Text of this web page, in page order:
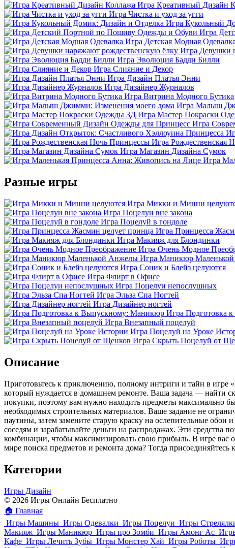
Игра Креативный Дизайн
Игра Чистка и уход за угги
Игра Кукольный
Игра
Игра Детская Модная
Игра Девушки
Игра Эволюция Бадди Билли
Игра Слияние и Декор
Игра Дизайн Платья Энни
Игра Дизайнер Журналов
Игра Витрина Модного Бутика
Игра Малыш
Игра Мастер Покраски
Игра
Игра Рождественская
Игра Магазин Дизайна Сумок
Игра
Разные игры
Игра Микки и Минни
Игра Поцелуи вне закона
Игра Поцелуй в гондоле
Игра Принцесса
Игра Макияж для Блондинки
Игра Очень Модное
Игра Маникюр
Игра Соник и Блейз целуются
Игра Флирт в Офисе
Игра Поцелуи непослушных
Игра Эльза Спа Ногтей
Игра Дизайнер ногтей
Игра Подготовка
Игра Внезапный поцелуй
Игра Поцелуй на Уроке
Игра Скрыть Поцелуй от
Описание
Приготовьтесь к приключению, полному интриги и тайн в
который нуждается в домашнем ремонте. Ваша задача — найти
покупки, поэтому вам нужно находить предметы максимально
необходимых строительных материалов. Ваше задание не
паутины, затем замените старую краску на ослепительные
соседям и зарабатывайте деньги на распродажах. Эти средства
комбинации, чтобы максимизировать свою прибыль. В игре вас
мире поиска предметов и ремонта дома? Тогда
Категории
Игры Дизайн
© 2026 Игры Онлайн Бесплатно
🏠 Главная
Игры Машины Игры Одевалки Игры Поцелуи Игры
Макияж Игры Маникюр Игры про Зомби Игры Амонг Ас
Кафе Игры Лечить Зубы Игры Монстер Хай Игры Роботы